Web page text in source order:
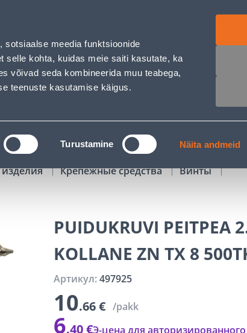
meedia funktsioonide
selle kohta, kuidas meie saiti kasutate, ka
võivad seda kombineerida muu teabega,
teenuste kasutamise käigus.
Turustamine Näita andmeid
Услуги Предложения о работе
РАССРОЧКА
изделия Крепежные средства
Винты
PUIDUKRUVI PEITPEA
KOLLANE ZN TX 8
Артикул:497925
10.66 € /pakk
6.40 €Э-цена для